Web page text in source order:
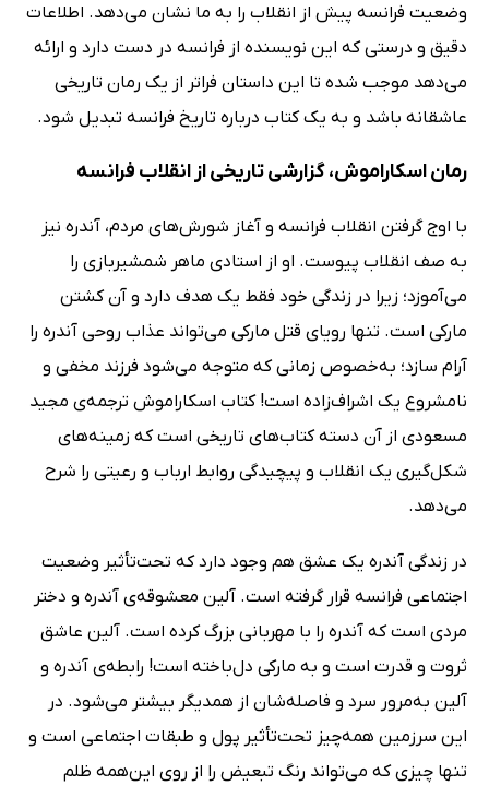
وضعیت فرانسه پیش از انقلاب را به ما نشان می‌دهد. اطلاعات
دقیق و درستی که این نویسنده از فرانسه در دست دارد و ارائه
می‌دهد موجب شده تا این داستان فراتر از یک رمان تاریخی
عاشقانه باشد و به یک کتاب درباره تاریخ فرانسه تبدیل شود.
رمان اسکاراموش، گزارشی تاریخی از انقلاب فرانسه
با اوج گرفتن انقلاب فرانسه و آغاز شورش‌های مردم، آندره نیز
به صف انقلاب پیوست. او از استادی ماهر شمشیربازی را
می‌آموزد؛ زیرا در زندگی خود فقط یک هدف دارد و آن کشتن
مارکی است. تنها رویای قتل مارکی می‌تواند عذاب روحی آندره را
آرام سازد؛ به‌خصوص زمانی که متوجه می‌شود فرزند مخفی و
نامشروع یک اشراف‌زاده است! کتاب اسکاراموش ترجمه‌ی مجید
مسعودی از آن دسته کتاب‌های تاریخی است که زمینه‌های
شکل‌گیری یک انقلاب و پیچیدگی روابط ارباب و رعیتی را شرح
می‌دهد.
در زندگی آندره یک عشق هم وجود دارد که تحت‌تأثیر وضعیت
اجتماعی فرانسه قرار گرفته است. آلین معشوقه‌ی آندره و دختر
مردی است که آندره را با مهربانی بزرگ کرده است. آلین عاشق
ثروت و قدرت است و به مارکی دل‌باخته است! رابطه‌ی آندره و
آلین به‌مرور سرد و فاصله‌شان از همدیگر بیشتر می‌شود. در
این سرزمین همه‌چیز تحت‌تأثیر پول و طبقات اجتماعی است و
تنها چیزی که می‌تواند رنگ تبعیض را از روی این‌همه ظلم